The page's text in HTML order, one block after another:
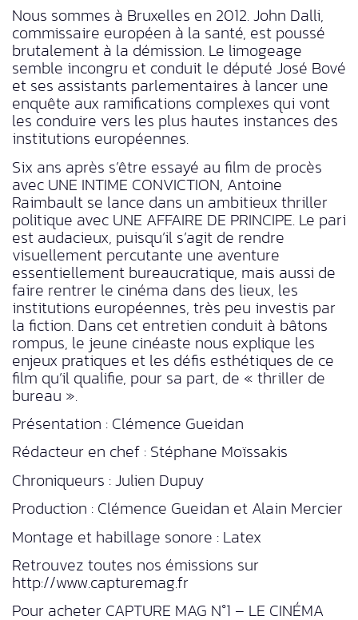
Nous sommes à Bruxelles en 2012. John Dalli,
commissaire européen à la santé, est poussé
brutalement à la démission. Le limogeage
semble incongru et conduit le député José Bové
et ses assistants parlementaires à lancer une
enquête aux ramifications complexes qui vont
les conduire vers les plus hautes instances des
institutions européennes.
Six ans après s’être essayé au film de procès
avec UNE INTIME CONVICTION, Antoine
Raimbault se lance dans un ambitieux thriller
politique avec UNE AFFAIRE DE PRINCIPE. Le pari
est audacieux, puisqu’il s’agit de rendre
visuellement percutante une aventure
essentiellement bureaucratique, mais aussi de
faire rentrer le cinéma dans des lieux, les
institutions européennes, très peu investis par
la fiction. Dans cet entretien conduit à bâtons
rompus, le jeune cinéaste nous explique les
enjeux pratiques et les défis esthétiques de ce
film qu’il qualifie, pour sa part, de « thriller de
bureau ».
Présentation : Clémence Gueidan
Rédacteur en chef : Stéphane Moïssakis
Chroniqueurs : Julien Dupuy
Production : Clémence Gueidan et Alain Mercier
Montage et habillage sonore : Latex
Retrouvez toutes nos émissions sur
http://www.capturemag.fr
Pour acheter CAPTURE MAG N°1 – LE CINÉMA